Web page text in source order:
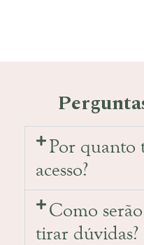
Por quanto
acesso?
Como serão
tirar dúvidas?